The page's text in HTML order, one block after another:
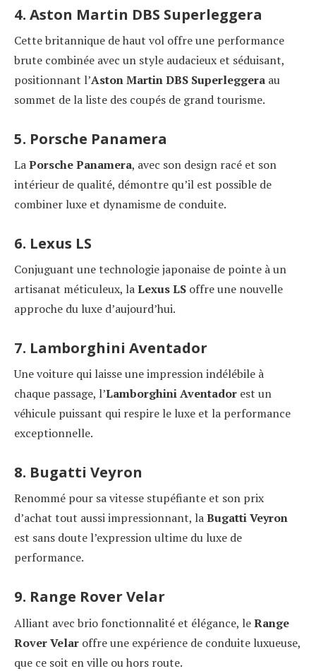
4. Aston Martin DBS Superleggera
Cette britannique de haut vol offre une performance
brute combinée avec un style audacieux et séduisant,
positionnant l’Aston Martin DBS Superleggera au
sommet de la liste des coupés de grand tourisme.
5. Porsche Panamera
LaPorsche Panamera, avec son design racé et son
intérieur de qualité, démontre qu’il est possible de
combiner luxe et dynamisme de conduite.
6. Lexus LS
Conjuguant une technologie japonaise de pointe à un
artisanat méticuleux, laLexus LS offre une nouvelle
approche du luxe d’aujourd’hui.
7. Lamborghini Aventador
Une voiture qui laisse une impression indélébile à
chaque passage, l’Lamborghini Aventador est un
véhicule puissant qui respire le luxe et la performance
exceptionnelle.
8. Bugatti Veyron
Renommé pour sa vitesse stupéfiante et son prix
d’achat tout aussi impressionnant, laBugatti Veyron
est sans doute l’expression ultime du luxe de
performance.
9. Range Rover Velar
Alliant avec brio fonctionnalité et élégance, leRange
Rover Velar offre une expérience de conduite luxueuse,
que ce soit en ville ou hors route.